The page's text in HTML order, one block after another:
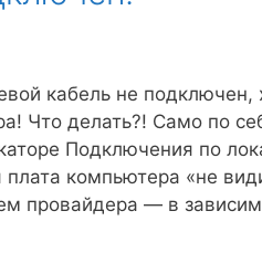
кабель не подключен,
Что делать?! Само по
Подключения по
плата компьютера «не
провайдера — в